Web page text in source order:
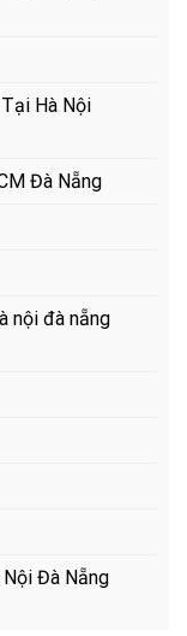
Hà Nội
Đà Nẵng
nội đà nẵng
Đà Nẵng